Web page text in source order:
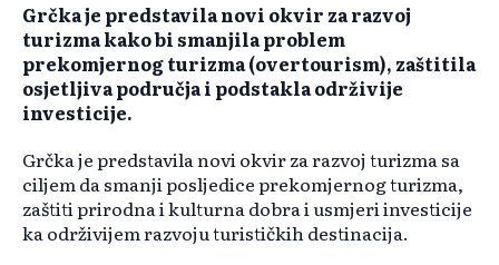
Grčka je predstavila novi okvir za razvoj
turizma kako bi smanjila problem
prekomjernog turizma (overtourism), zaštitila
osjetljiva područja i podstakla održivije
investicije.
Grčka je predstavila novi okvir za razvoj turizma sa
ciljem da smanji posljedice prekomjernog turizma,
zaštiti prirodna i kulturna dobra i usmjeri investicije
ka održivijem razvoju turističkih destinacija.